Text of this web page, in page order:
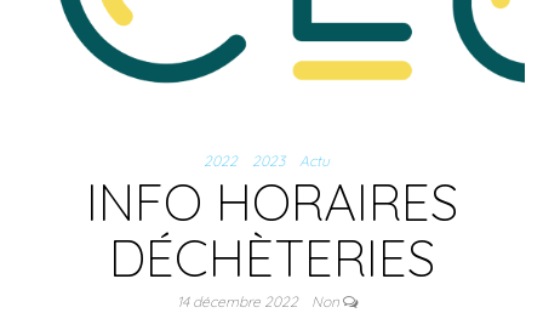
2022 2023 Actu
INFO HORAIRES
DÉCHÈTERIES
14 décembre 2022 Non